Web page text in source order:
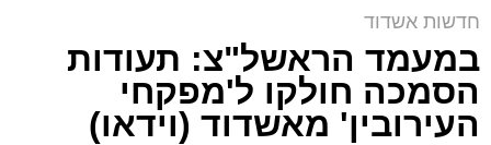
חדשות אשדוד
במעמד הראשל"צ: תעודות
הסמכה חולקו ל'מפקחי
העירובין' מאשדוד (וידאו)